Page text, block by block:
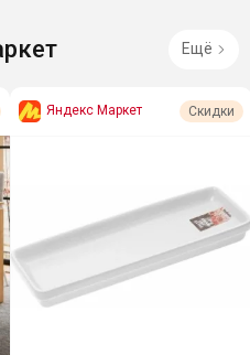
Ещё
Яндекс Маркет Скидки